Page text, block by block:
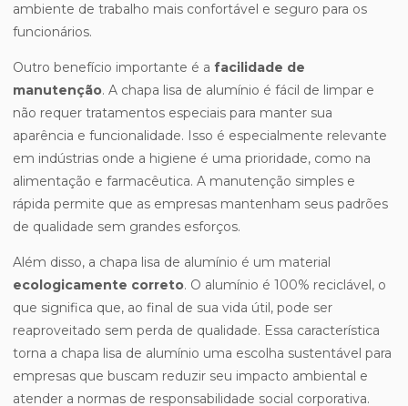
ambiente de trabalho mais confortável e seguro para os
funcionários.
Outro benefício importante é a facilidade de
manutenção. A chapa lisa de alumínio é fácil de limpar e
não requer tratamentos especiais para manter sua
aparência e funcionalidade. Isso é especialmente relevante
em indústrias onde a higiene é uma prioridade, como na
alimentação e farmacêutica. A manutenção simples e
rápida permite que as empresas mantenham seus padrões
de qualidade sem grandes esforços.
Além disso, a chapa lisa de alumínio é um material
ecologicamente correto. O alumínio é 100% reciclável, o
que significa que, ao final de sua vida útil, pode ser
reaproveitado sem perda de qualidade. Essa característica
torna a chapa lisa de alumínio uma escolha sustentável para
empresas que buscam reduzir seu impacto ambiental e
atender a normas de responsabilidade social corporativa.